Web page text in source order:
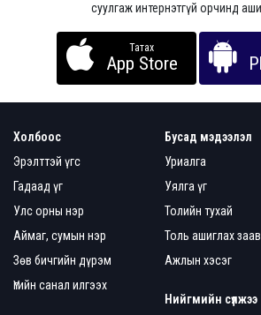
суулгаж интернэтгүй орчинд
Татах
App Store
Холбоос
Эрэлттэй үгс
Гадаад үг
Улс орны нэр
Аймаг, сумын нэр
Зөв бичгийн дүрэм
Үгийн санал илгээх
Бусад мэдээлэл
Уриалга
Уялга үг
Толийн тухай
Толь ашиглах
Ажлын хэсэг
Нийгмийн сүлжээ